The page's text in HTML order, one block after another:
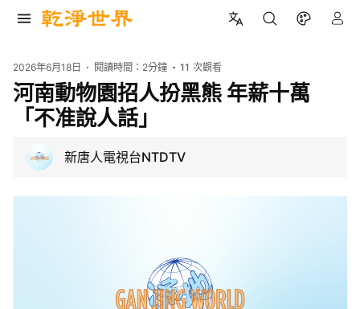
2026年6月18日 閱讀時間： 2分鐘 11 次觀看
河南動物園招人扮黑熊 年薪十萬
「不准說人話」
新唐人電視台NTDTV